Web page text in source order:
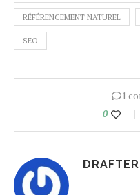
RÉFÉRENCEMENT NATUREL
SEO
1
0